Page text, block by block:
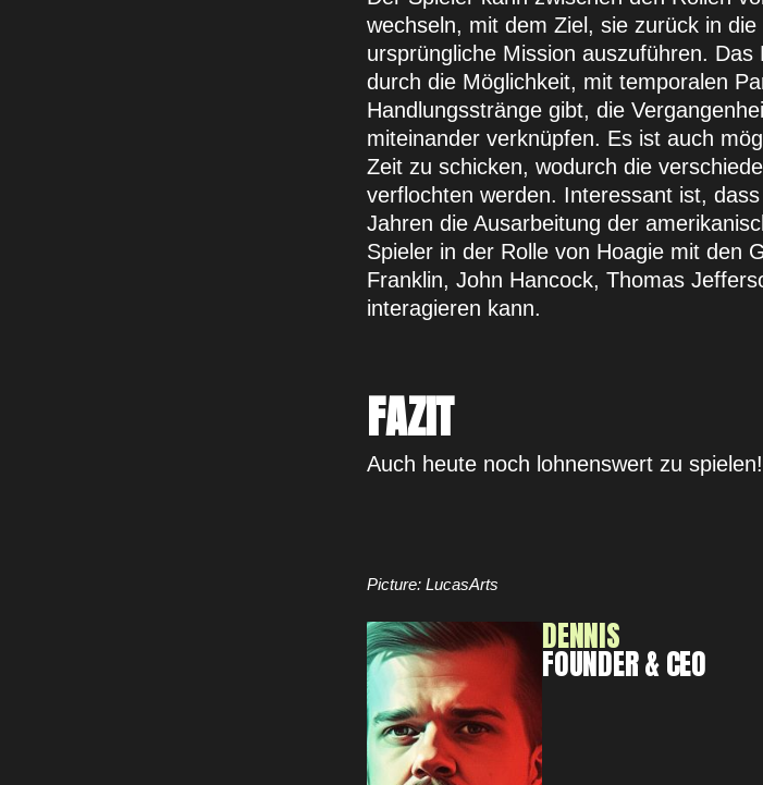
wechseln, mit dem Ziel, sie zurück in
ursprüngliche Mission auszuführen.
durch die Möglichkeit, mit temporalen
Handlungsstränge gibt, die
miteinander verknüpfen. Es ist auch
Zeit zu schicken, wodurch die
verflochten werden. Interessant ist,
Jahren die Ausarbeitung der
Spieler in der Rolle von Hoagie mit den
Franklin, John Hancock, Thomas
interagieren kann.
FAZIT
Auch heute noch lohnenswert zu spielen!
Picture: LucasArts
DENNIS
FOUNDER & CEO